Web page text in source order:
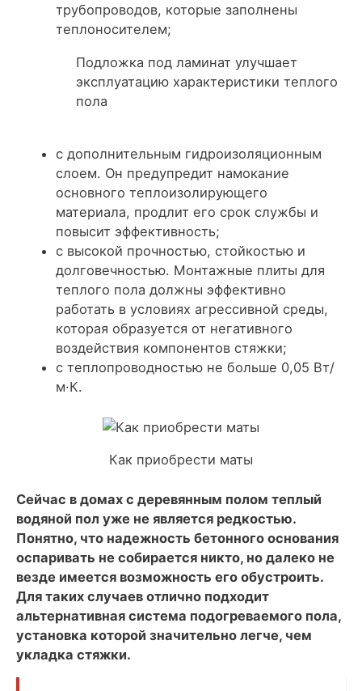
трубопроводов, которые заполнены
теплоносителем;
Подложка под ламинат улучшает
эксплуатацию характеристики теплого
пола
с дополнительным гидроизоляционным
слоем. Он предупредит намокание
основного теплоизолирующего
материала, продлит его срок службы и
повысит эффективность;
с высокой прочностью, стойкостью и
долговечностью. Монтажные плиты для
теплого пола должны эффективно
работать в условиях агрессивной среды,
которая образуется от негативного
воздействия компонентов стяжки;
с теплопроводностью не больше 0,05 Вт/
м·К.
Как приобрести маты
Сейчас в домах с деревянным полом теплый
водяной пол уже не является редкостью.
Понятно, что надежность бетонного основания
оспаривать не собирается никто, но далеко не
везде имеется возможность его обустроить.
Для таких случаев отлично подходит
альтернативная система подогреваемого пола,
установка которой значительно легче, чем
укладка стяжки.